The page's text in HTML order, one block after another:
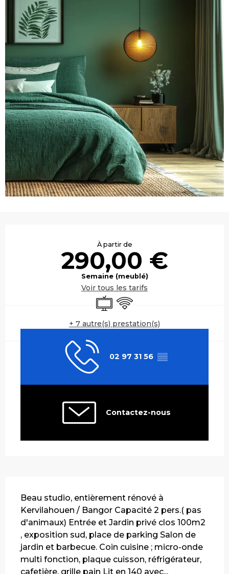
À partir de
290,00 €
Semaine (meublé)
Voir tous les tarifs
Télévision
WiFi
+ 7 autre(s) prestation(s)
02 97 31 56 ▒▒
Contactez-nous
Beau studio, entièrement rénové à
Kervilahouen / Bangor Capacité 2 pers.( pas
d'animaux) Entrée et Jardin privé clos 100m2
, exposition sud, place de parking Salon de
jardin et barbecue. Coin cuisine ; micro-onde
multi fonction, plaque cuisson, réfrigérateur,
cafetière, grille pain Lit en 140 avec...